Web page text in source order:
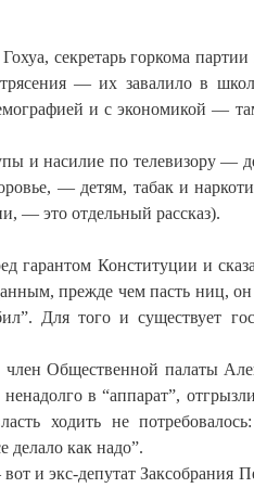
секретарь горкома
— их завалило в
и с экономикой —
и насилие по телевизору —
— детям, табак и
— это отдельный рассказ).
гарантом Конституции и
прежде чем пасть ниц, он
Для того и существует
Общественной палаты
в “аппарат”,
ходить не
делало как надо”.
и экс-депутат Заксобрания